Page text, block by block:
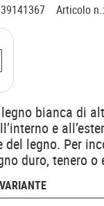
Articolo n.:
bianca di
e
del legno. Per
duro, tenero o